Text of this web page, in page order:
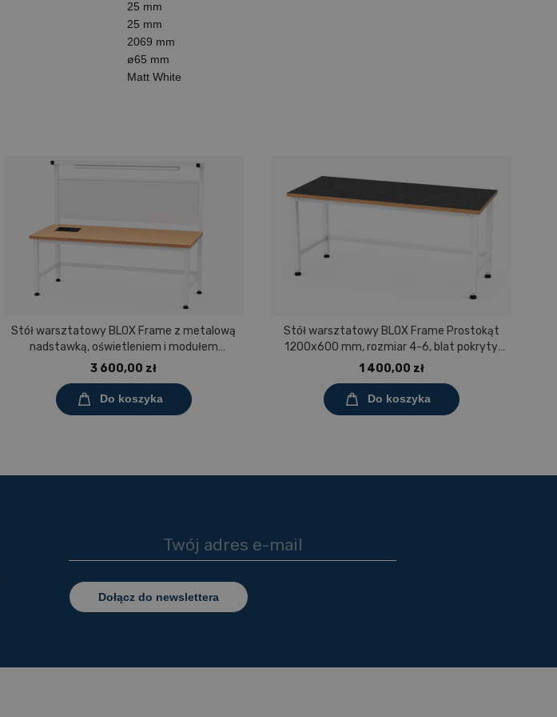
25 mm
25 mm
2069 mm
ø65 mm
Matt White
Stół warsztatowy BLOX Frame z metalową
nadstawką, oświetleniem i modułem
zasilającym Prostokąt 1200x600 mm,
3 600,00 zł
Do koszyka
Stół warsztatowy BLOX Frame Prostokąt
1200x600 mm, rozmiar 4-6, blat pokryty
tworzywem polipropylenowym
1 400,00 zł
Do koszyka
Dołącz do newslettera